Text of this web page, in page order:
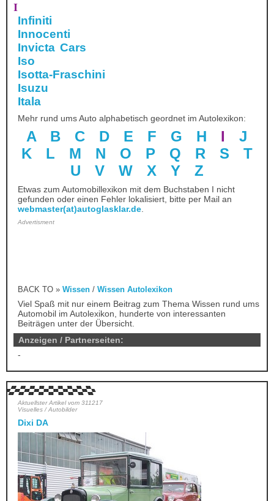
I
Infiniti
Innocenti
Invicta Cars
Iso
Isotta-Fraschini
Isuzu
Itala
Mehr rund ums Auto alphabetisch geordnet im Autolexikon:
A B C D E F G H I
J
K
L M N O P Q R S
T
U
V W X Y Z
Etwas zum Automobillexikon mit dem Buchstaben I nicht
gefunden oder einen Fehler lokalisiert, bitte per Mail an
webmaster(at)autoglasklar.de
Advertisment
BACK TO » Wissen / Wissen Autolexikon
Viel Spaß mit nur einem Beitrag zum Thema Wissen rund ums
Automobil im Autolexikon, hunderte von interessanten
Beiträgen unter der Übersicht.
Anzeigen / Partnerseiten:
-
Aktuellster Artikel vom 311217
Visuelles / Autobilder
Dixi DA